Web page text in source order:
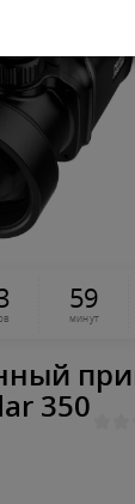
59
минут
350